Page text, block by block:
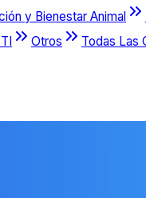
y Bienestar Animal
Otros
Todas Las